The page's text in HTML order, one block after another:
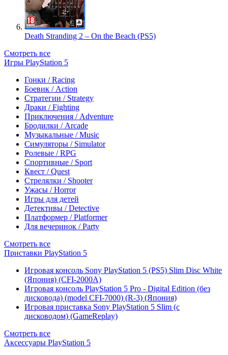
Death Stranding 2 – On the Beach (PS5)
Смотреть все
Игры PlayStation 5
Гонки / Racing
Боевик / Action
Стратегии / Strategy
Драки / Fighting
Приключения / Adventure
Бродилки / Arcade
Музыкальные / Music
Симуляторы / Simulator
Ролевые / RPG
Спортивные / Sport
Квест / Quest
Стрелялки / Shooter
Ужасы / Horror
Игры для детей
Детективы / Detective
Платформер / Platformer
Для вечеринок / Party
Смотреть все
Приставки PlayStation 5
Игровая консоль Sony PlayStation 5 (PS5) Slim Disc White
(Япония) (CFI-2000A)
Игровая консоль PlayStation 5 Pro - Digital Edition (без
дисковода) (model CFI-7000) (R-3) (Япония)
Игровая приставка Sony PlayStation 5 Slim (с
дисководом) (GameReplay)
Смотреть все
Аксессуары PlayStation 5